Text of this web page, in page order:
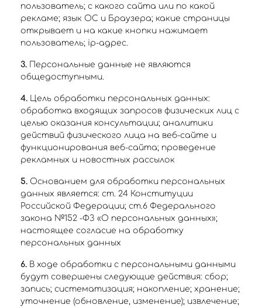
пользователь; с какого сайта или по какой
рекламе; язык ОС и Браузера; какие страницы
открывает и на какие кнопки нажимает
пользователь; ip-адрес.
3. Персональные данные не являются
общедоступными.
4. Цель обработки персональных данных:
обработка входящих запросов физических лиц с
целью оказания консультации; аналитики
действий физического лица на веб-сайте и
функционирования веб-сайта; проведение
рекламных и новостных рассылок
5. Основанием для обработки персональных
данных является: ст. 24 Конституции
Российской Федерации; ст.6 Федерального
закона №152 -ФЗ «О персональных данных»;
настоящее согласие на обработку
персональных данных
6. В ходе обработки с персональными данными
будут совершены следующие действия: сбор;
запись; систематизация; накопление; хранение;
уточнение (обновление, изменение); извлечение;